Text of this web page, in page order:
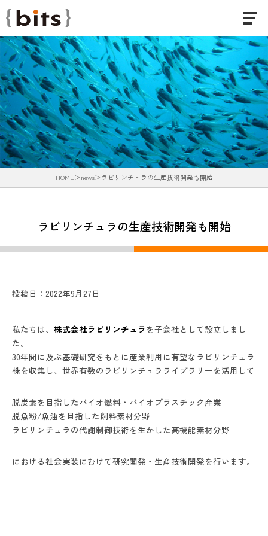
HOME news ラビリンチュラの生産技術開発も開始
ラビリンチュラの生産技術開発も開始
投稿日：2022年9月27日
私たちは、 株式会社ラビリンチュラを子会社として設立しまし
た。
30年間に及ぶ基礎研究をもとに産業利用に有望なラビリンチュラ
株を収集し、世界有数のラビリンチュラライブラリーを活用して
脱炭素を目指したバイオ燃料・バイオプラスチック産業
脱魚粉/魚油を目指した飼料素材分野
ラビリンチュラの代謝制御技術を生かした高機能素材分野
における社会実装にむけて研究開発・生産技術開発を行います。